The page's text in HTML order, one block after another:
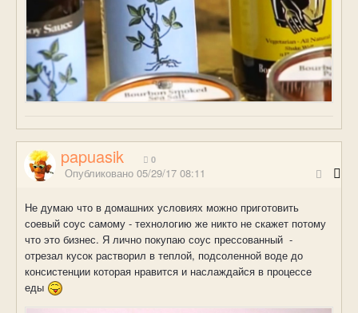
papuasik 0
Опубликовано 05/29/17 08:11
Не думаю что в домашних условиях можно приготовить
соевый соус самому - технологию же никто не скажет потому
что это бизнес. Я лично покупаю соус прессованный -
отрезал кусок растворил в теплой, подсоленной воде до
консистенции которая нравится и наслаждайся в процессе
еды